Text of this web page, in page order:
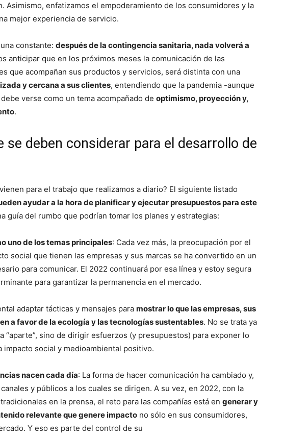
Asimismo, enfatizamos el empoderamiento de los consumidores y la
mejor experiencia de servicio.
constante: después de la contingencia sanitaria, nada volverá a
anticipar que en los próximos meses la comunicación de las
que acompañan sus productos y servicios, será distinta con una
y cercana a sus clientes, entendiendo que la pandemia -aunque
verse como un tema acompañado de optimismo, proyección y,
.
se deben considerar para el desarrollo de
para el trabajo que realizamos a diario? El siguiente listado
ayudar a la hora de planificar y ejecutar presupuestos para este
guía del rumbo que podrían tomar los planes y estrategias:
uno de los temas principales: Cada vez más, la preocupación por el
social que tienen las empresas y sus marcas se ha convertido en un
para comunicar. El 2022 continuará por esa línea y estoy segura
para garantizar la permanencia en el mercado.
adaptar tácticas y mensajes para mostrar lo que las empresas, sus
a favor de la ecología y las tecnologías sustentables. No se trata ya
“aparte”, sino de dirigir esfuerzos (y presupuestos) para exponer lo
impacto social y medioambiental positivo.
nacen cada día: La forma de hacer comunicación ha cambiado y,
y públicos a los cuales se dirigen. A su vez, en 2022, con la
en la prensa, el reto para las compañías está en generar y
relevante que genere impacto no sólo en sus consumidores,
Y eso es parte del control de su